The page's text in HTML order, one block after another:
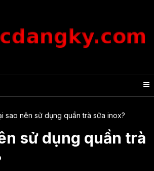
sao nên sử dụng quần trà sữa inox?
sử dụng quần trà